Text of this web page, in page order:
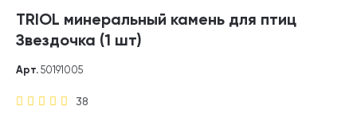
TRIOL минеральный камень для птиц
Звездочка (1 шт)
38
Арт. 50191005